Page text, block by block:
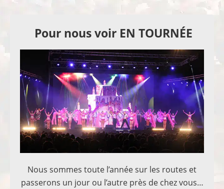
Pour nous voir EN TOURNÉE
Nous sommes toute l’année sur les routes et
passerons un jour ou l’autre près de chez vous…